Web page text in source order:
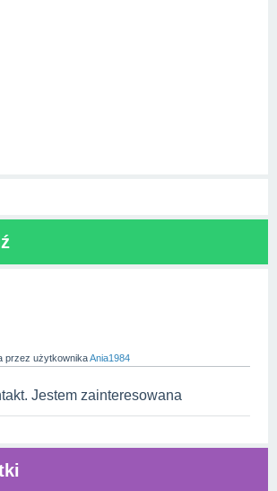
przez użytkownikaAnia1984
Jestem zainteresowana